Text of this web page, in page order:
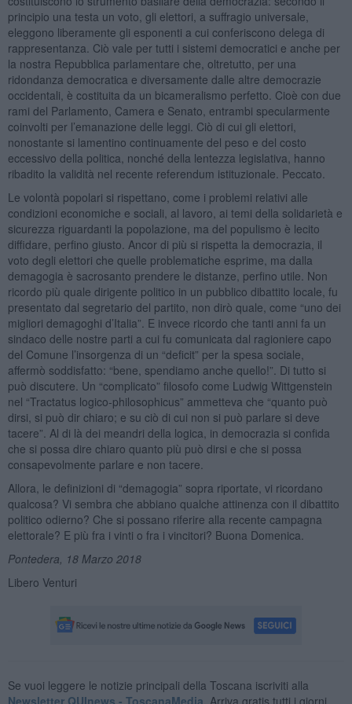
principio una testa un voto, gli elettori, a suffragio universale,
eleggono liberamente gli esponenti a cui conferiscono delega di
rappresentanza. Ciò vale per tutti i sistemi democratici e anche per
la nostra Repubblica parlamentare che, oltretutto, per una
ridondanza democratica e diversamente dalle altre democrazie
occidentali, è costituita da un bicameralismo perfetto. Cioè con due
rami del Parlamento, Camera e Senato, entrambi specularmente
coinvolti per l’emanazione delle leggi. Ciò di cui gli elettori,
nonostante si lamentino continuamente del peso e del costo
eccessivo della politica, nonché della lentezza legislativa, hanno
ribadito la validità nel recente referendum istituzionale. Peccato.
Le volontà popolari si rispettano, come i problemi relativi alle
condizioni economiche e sociali, al lavoro, ai temi della solidarietà e
sicurezza riguardanti la popolazione, ma del populismo è lecito
diffidare, perfino giusto. Ancor di più si rispetta la democrazia, il
voto degli elettori che quelle problematiche esprime, ma dalla
demagogia è sacrosanto prendere le distanze, perfino utile. Non
ricordo più quale dirigente politico in un pubblico dibattito locale, fu
presentato dal segretario del partito, non dirò quale, come “uno dei
migliori demagoghi d’Italia”. E invece ricordo che tanti anni fa un
sindaco delle nostre parti a cui fu comunicata dal ragioniere capo
del Comune l’insorgenza di un “deficit” per la spesa sociale,
affermò soddisfatto: “bene, spendiamo anche quello!”. Di tutto si
può discutere. Un “complicato” filosofo come Ludwig Wittgenstein
nel “Tractatus logico-philosophicus” ammetteva che “quanto può
dirsi, si può dir chiaro; e su ciò di cui non si può parlare si deve
tacere”. Al di là dei meandri della logica, in democrazia si confida
che si possa dire chiaro quanto più può dirsi e che si possa
consapevolmente parlare e non tacere.
Allora, le definizioni di “demagogia” sopra riportate, vi ricordano
qualcosa? Vi sembra che abbiano qualche attinenza con il dibattito
politico odierno? Che si possano riferire alla recente campagna
elettorale? E più fra i vinti o fra i vincitori? Buona Domenica.
Pontedera, 18 Marzo 2018
Libero Venturi
Se vuoi leggere le notizie principali della Toscana iscriviti alla
Newsletter QUInews - ToscanaMedia. Arriva gratis tutti i giorni